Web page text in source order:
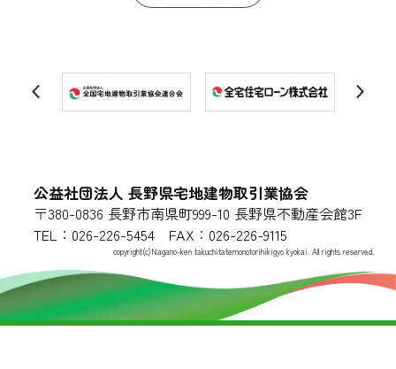
公益社団法人 長野県宅地建物取引業協会
〒380-0836 長野市南県町999-10 長野県不動産会館3F
TEL：026-226-5454 FAX：026-226-9115
copyright(c)Nagano-ken takuchitatemonotorihikigyo kyokai. All rights reserved.